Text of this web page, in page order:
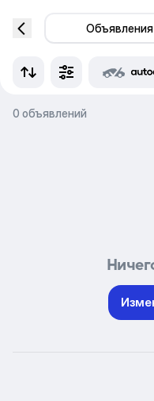
Объявления
0 объявлений